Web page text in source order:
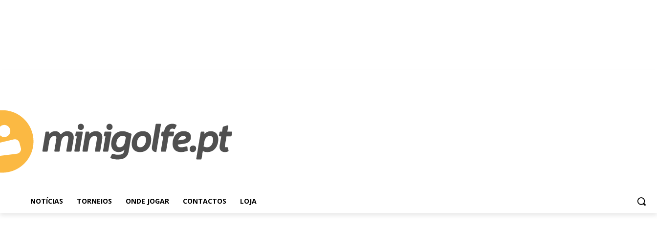
NOTÍCIAS TORNEIOS ONDE JOGAR CONTACTOS LOJA